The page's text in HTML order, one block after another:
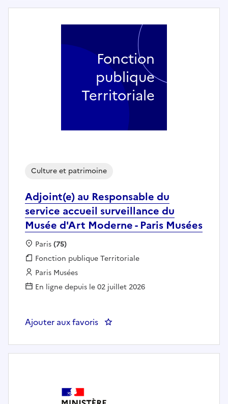
Adjoint(e) au Responsable du
service accueil surveillance du
Musée d'Art Moderne - Paris Musées
Culture et patrimoine
Localisation :
Paris(75)
Fonction publique :
Fonction publique Territoriale
Employeur :
Paris Musées
En ligne depuis le 02 juillet 2026
Ajouter aux favoris : Adjoint(e) au Responsable du
Fonction
publique
Territoriale